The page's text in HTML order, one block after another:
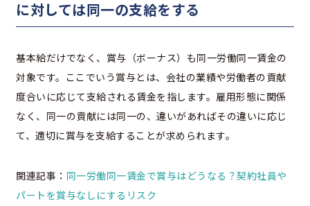
に対しては同一の支給をする
基本給だけでなく、賞与（ボーナス）も同一労働同一賃金の
対象です。ここでいう賞与とは、会社の業績や労働者の貢献
度合いに応じて支給される賃金を指します。雇用形態に関係
なく、同一の貢献には同一の、違いがあればその違いに応じ
て、適切に賞与を支給することが求められます。
関連記事： 同一労働同一賃金で賞与はどうなる？契約社員や
パートを賞与なしにするリスク